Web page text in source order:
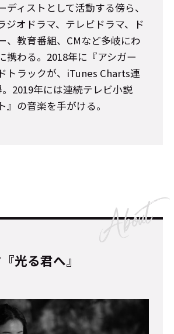
ディストとして活動する傍ら、
ジオドラマ、テレビドラマ、ド
、教育番組、CMなど多岐にわ
携わる。2018年に『アシガー
トラックが、iTunes Charts連
2019年には連続テレビ小説
』の音楽を手がける。
光る君へ』